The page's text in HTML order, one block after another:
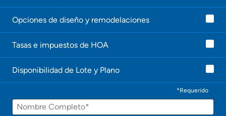
Opciones de diseño y remodelaciones
Tasas e impuestos de HOA
Disponibilidad de Lote y Plano
*Requerido